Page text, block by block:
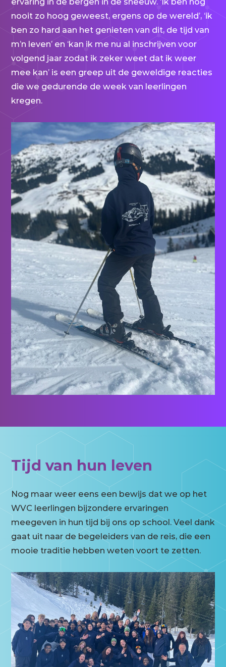
nooit zo hoog geweest, ergens op de wereld’, ‘ik
ben zo hard aan het genieten van dit, de tijd van
m’n leven’ en ‘kan ik me nu al inschrijven voor
volgend jaar zodat ik zeker weet dat ik weer
mee kan’ is een greep uit de geweldige reacties
die we gedurende de week van leerlingen
kregen.
Tijd van hun leven
Nog maar weer eens een bewijs dat we op het
WVC leerlingen bijzondere ervaringen
meegeven in hun tijd bij ons op school. Veel dank
gaat uit naar de begeleiders van de reis, die een
mooie traditie hebben weten voort te zetten.